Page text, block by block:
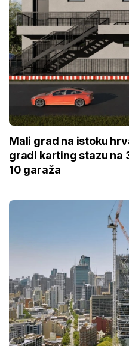
Mali grad na istoku
gradi karting stazu na
10 garaža